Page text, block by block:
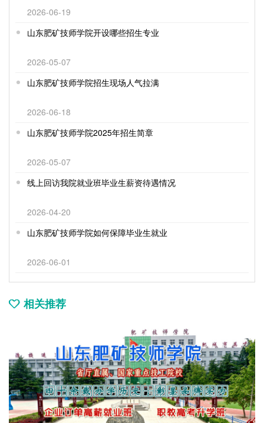
2026-06-19
山东肥矿技师学院开设哪些招生专业
2026-05-07
山东肥矿技师学院招生现场人气拉满
2026-06-18
山东肥矿技师学院2025年招生简章
2026-05-07
线上回访我院就业班毕业生薪资待遇情况
2026-04-20
山东肥矿技师学院如何保障毕业生就业
2026-06-01
相关推荐